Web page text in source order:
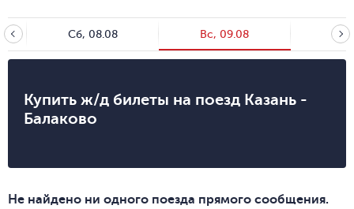
Сб, 08.08 Вс, 09.08 Пн,
Купить ж/д билеты на поезд Казань -
Балаково
Не найдено ни одного поезда прямого сообщения.